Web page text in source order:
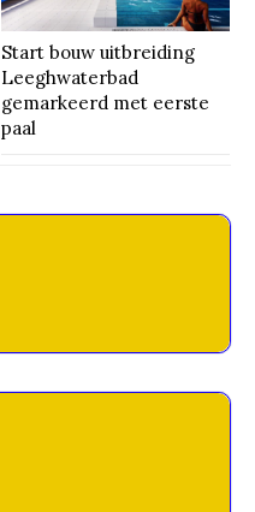
Start bouw uitbreiding
Leeghwaterbad
gemarkeerd met eerste
paal